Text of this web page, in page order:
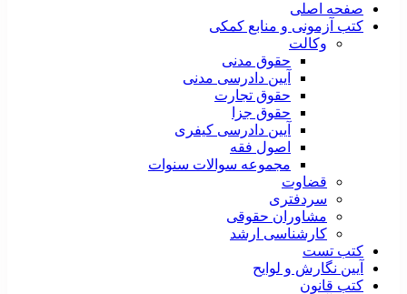
صفحه اصلی
کتب آزمونی و منابع کمکی
وکالت
حقوق مدنی
آیین دادرسی مدنی
حقوق تجارت
حقوق جزا
آیین دادرسی کیفری
اصول فقه
مجموعه سوالات سنوات
قضاوت
سردفتری
مشاوران حقوقی
کارشناسی ارشد
کتب تست
آیین نگارش و لوایح
کتب قانون